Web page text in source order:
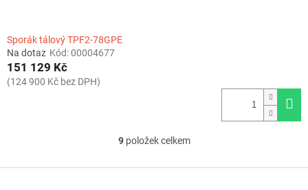
Sporák tálový TPF2-78GPE
Na dotaz Kód:00004677
151 129 Kč
(124 900 Kč bez DPH)
O
l
9položek celkem